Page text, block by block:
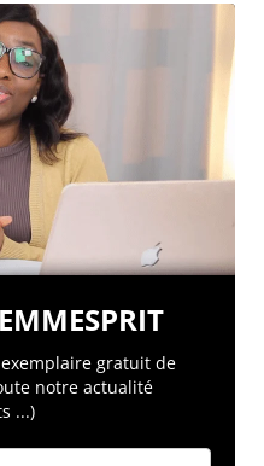
gratuit de
notre actualité
...)